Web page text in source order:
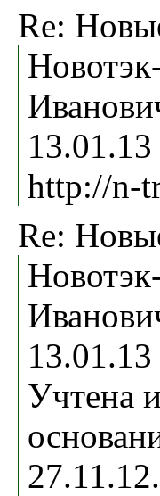
Re:
http://n-
Re:
Учтена
27.11.12.